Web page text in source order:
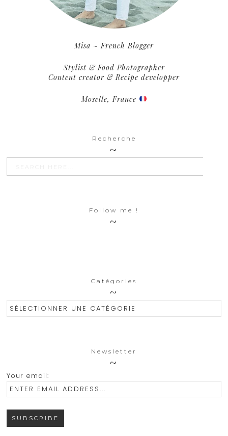
Misa ~ French Blogger
Stylist & Food Photographer
Content creator & Recipe developper
Moselle, France
Recherche
Search SEARCH
Follow me !
Catégories
Catégories
Newsletter
Your email: